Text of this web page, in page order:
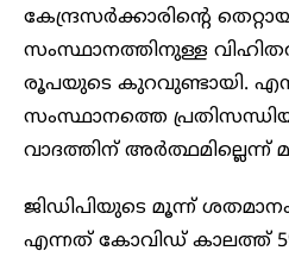
കേന്ദ്രസർക്കാരിന്റെ
സംസ്ഥാനത്തിനുള്ള
രൂപയുടെ കുറവുണ്ടായി.
സംസ്ഥാനത്തെ
വാദത്തിന് അർത്ഥമില്ലെന്ന്
ജിഡിപിയുടെ മൂന്ന്
എന്നത് കോവിഡ് കാലത്ത്